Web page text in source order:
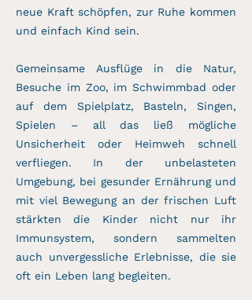
neue Kraft schöpfen, zur Ruhe kommen
und einfach Kind sein.
Gemeinsame Ausflüge in die Natur,
Besuche im Zoo, im Schwimmbad oder
auf dem Spielplatz, Basteln, Singen,
Spielen – all das ließ mögliche
Unsicherheit oder Heimweh schnell
verfliegen. In der unbelasteten
Umgebung, bei gesunder Ernährung und
mit viel Bewegung an der frischen Luft
stärkten die Kinder nicht nur ihr
Immunsystem, sondern sammelten
auch unvergessliche Erlebnisse, die sie
oft ein Leben lang begleiten.